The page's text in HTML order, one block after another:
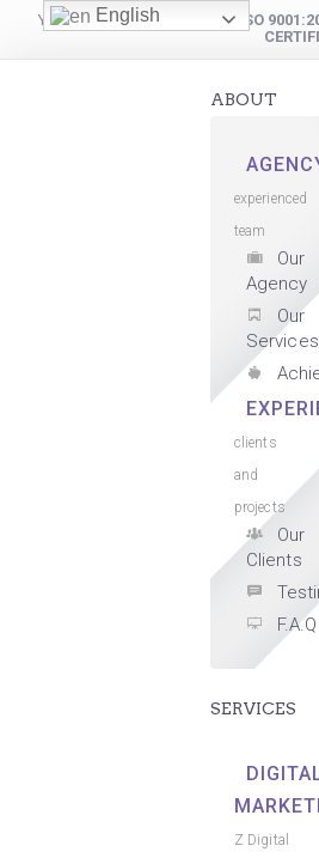
YOUR DIGITAL PARTNER
ISO
ABOUT
experienced
team
Our
Agency
Our
Services
clients
and
projects
Our
Clients
F.A.Q
SERVICES
Z Digital
English